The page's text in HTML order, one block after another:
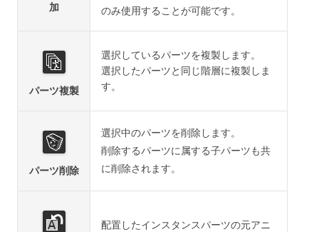
加
のみ使用することが可能です。
パーツ複製
選択しているパーツを複製します。
選択したパーツと同じ階層に複製しま
す。
パーツ削除
選択中のパーツを削除します。
削除するパーツに属する子パーツも共
に削除されます。
配置したインスタンスパーツの元アニ